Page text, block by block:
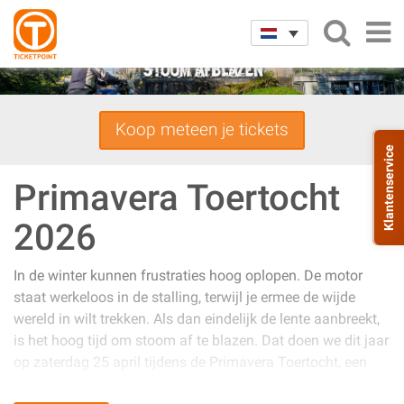
Koop meteen je tickets
Primavera Toertocht
2026
In de winter kunnen frustraties hoog oplopen. De motor
staat werkeloos in de stalling, terwijl je ermee de wijde
wereld in wilt trekken. Als dan eindelijk de lente aanbreekt,
is het hoog tijd om stoom af te blazen. Dat doen we dit jaar
op zaterdag 25 april tijdens de Primavera Toertocht, een
Klantenservice